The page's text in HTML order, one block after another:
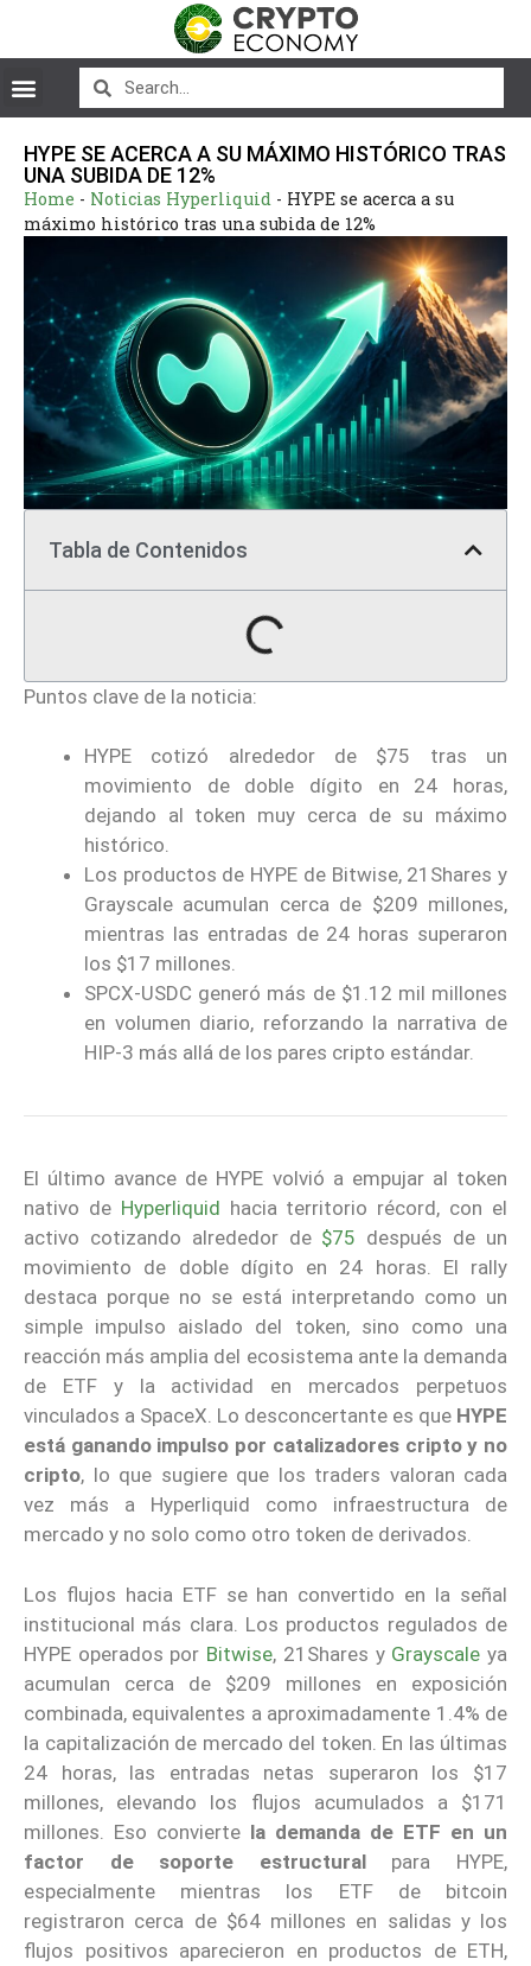
HYPE SE ACERCA A SU MÁXIMO HISTÓRICO TRAS
UNA SUBIDA DE 12%
Home - Noticias Hyperliquid - HYPE se acerca a su
máximo histórico tras una subida de 12%
Tabla de Contenidos
Puntos clave de la noticia:
HYPE cotizó alrededor de $75 tras un
movimiento de doble dígito en 24 horas,
dejando al token muy cerca de su máximo
histórico.
Los productos de HYPE de Bitwise, 21Shares y
Grayscale acumulan cerca de $209 millones,
mientras las entradas de 24 horas superaron
los $17 millones.
SPCX-USDC generó más de $1.12 mil millones
en volumen diario, reforzando la narrativa de
HIP-3 más allá de los pares cripto estándar.
El último avance de HYPE volvió a empujar al token
nativo de Hyperliquid hacia territorio récord, con el
activo cotizando alrededor de $75 después de un
movimiento de doble dígito en 24 horas. El rally
destaca porque no se está interpretando como un
simple impulso aislado del token, sino como una
reacción más amplia del ecosistema ante la demanda
de ETF y la actividad en mercados perpetuos
vinculados a SpaceX. Lo desconcertante es que HYPE
está ganando impulso por catalizadores cripto y no
cripto, lo que sugiere que los traders valoran cada
vez más a Hyperliquid como infraestructura de
mercado y no solo como otro token de derivados.
Los flujos hacia ETF se han convertido en la señal
institucional más clara. Los productos regulados de
HYPE operados por Bitwise, 21Shares y Grayscale ya
acumulan cerca de $209 millones en exposición
combinada, equivalentes a aproximadamente 1.4% de
la capitalización de mercado del token. En las últimas
24 horas, las entradas netas superaron los $17
millones, elevando los flujos acumulados a $171
millones. Eso convierte la demanda de ETF en un
factor de soporte estructuralpara HYPE,
especialmente mientras los ETF de bitcoin
registraron cerca de $64 millones en salidas y los
flujos positivos aparecieron en productos de ETH,